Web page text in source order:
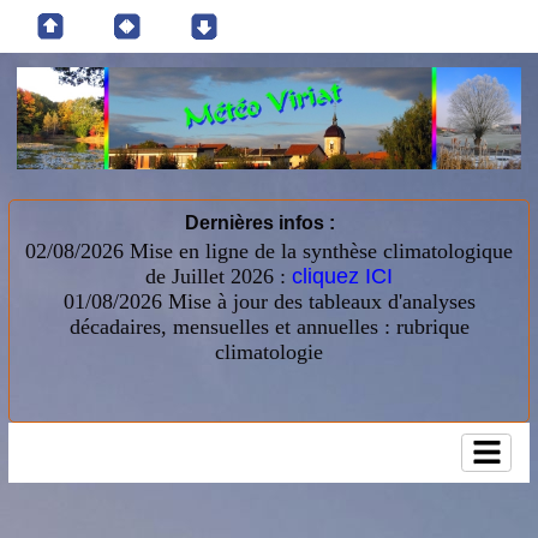
Dernières infos :
02/08/2026 Mise en ligne de la synthèse climatologique
de Juillet 2026 : cliquez ICI
01/08/2026 Mise à jour des tableaux d'analyses
décadaires, mensuelles et annuelles : rubrique
climatologie